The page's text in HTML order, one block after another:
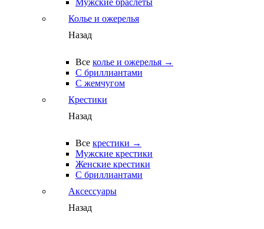
Мужские браслеты
Колье и ожерелья
Назад
Все колье и ожерелья →
С бриллиантами
С жемчугом
Крестики
Назад
Все крестики →
Мужские крестики
Женские крестики
С бриллиантами
Аксессуары
Назад